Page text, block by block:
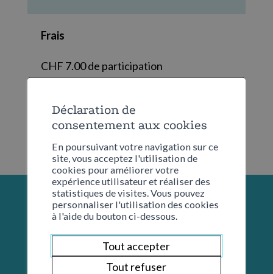
Frais
CHF 7.00 de participation
Déclaration de
consentement aux cookies
En poursuivant votre navigation sur ce
site, vous acceptez l'utilisation de
cookies pour améliorer votre
expérience utilisateur et réaliser des
statistiques de visites. Vous pouvez
personnaliser l'utilisation des cookies
à l'aide du bouton ci-dessous.
Tout accepter
Tout refuser